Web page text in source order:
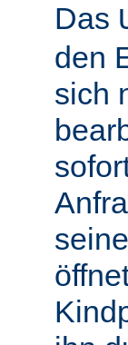
Das
den
sich